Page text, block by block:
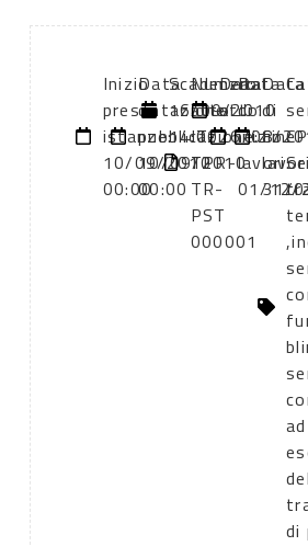
Inizio
presentazione
istanze:
10/09/2010
00:00
Data
di
pubblicazione:
10/09/2010
00:00
Scadenza:
16/09/2010
14:00
Numero
atto:
IT-
TPR-
TR-
PST
000001
Data
atto:
26/08/
Data
di
inizio
lavori:
01/12/
Data
di
fine
31/
ad
del
di